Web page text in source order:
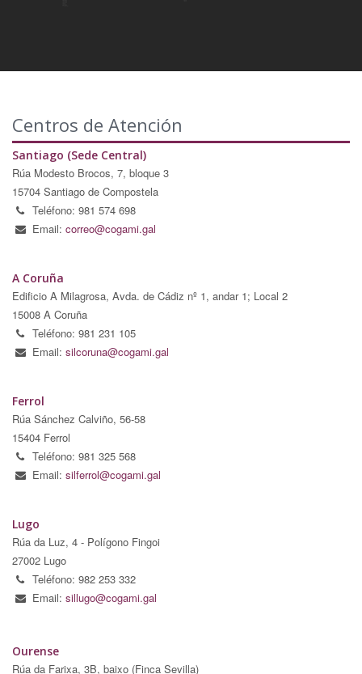
Centros de Atención
Santiago (Sede Central)
Rúa Modesto Brocos, 7, bloque 3
15704 Santiago de Compostela
Teléfono: 981 574 698
Email: correo@cogami.gal
A Coruña
Edificio A Milagrosa, Avda. de Cádiz nº 1, andar 1; Local 2
15008 A Coruña
Teléfono: 981 231 105
Email: silcoruna@cogami.gal
Ferrol
Rúa Sánchez Calviño, 56-58
15404 Ferrol
Teléfono: 981 325 568
Email: silferrol@cogami.gal
Lugo
Rúa da Luz, 4 - Polígono Fingoi
27002 Lugo
Teléfono: 982 253 332
Email: sillugo@cogami.gal
Ourense
Rúa da Farixa, 3B, baixo (Finca Sevilla)